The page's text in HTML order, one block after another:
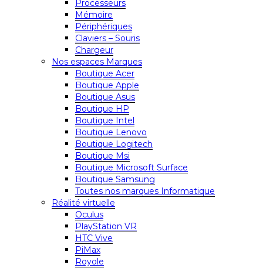
Processeurs
Mémoire
Périphériques
Claviers – Souris
Chargeur
Nos espaces Marques
Boutique Acer
Boutique Apple
Boutique Asus
Boutique HP
Boutique Intel
Boutique Lenovo
Boutique Logitech
Boutique Msi
Boutique Microsoft Surface
Boutique Samsung
Toutes nos marques Informatique
Réalité virtuelle
Oculus
PlayStation VR
HTC Vive
PiMax
Royole